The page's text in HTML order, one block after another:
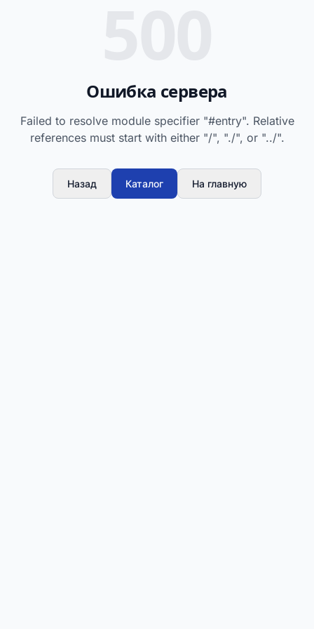
Ошибка сервера
Failed to resolve module specifier "#entry". Relative
references must start with either "/", "./", or "../".
Назад Каталог На главную